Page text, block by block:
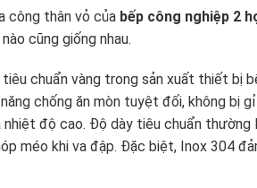
công thân vỏ của bếp công nghiệp 2
cũng giống nhau.
chuẩn vàng trong sản xuất thiết bị
năng chống ăn mòn tuyệt đối, không bị
nhiệt độ cao. Độ dày tiêu chuẩn thường
méo khi va đập. Đặc biệt, Inox 304